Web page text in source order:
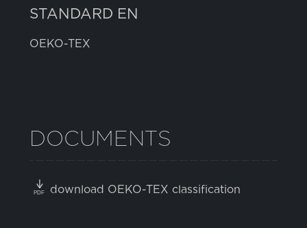
STANDARD EN
OEKO-TEX
DOCUMENTS
download OEKO-TEX classification